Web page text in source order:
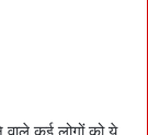
कई लोगों को ये